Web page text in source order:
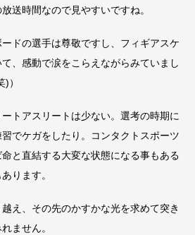
送時間なので見やすいですね。
ドの選手は尊敬ですし、フィギアスケ
、感動で涙をこらえながらみていまし
）
トアスリートは少ない。選考の時期に
でケガをしたり。コンタクトスポーツ
と直結する大変な状態になる事もある
ります。
え、その先のかすかな光を求めて突き
ません。